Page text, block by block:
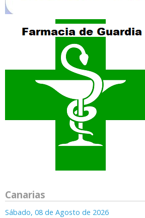
Canarias
Sábado, 08 de Agosto de 2026